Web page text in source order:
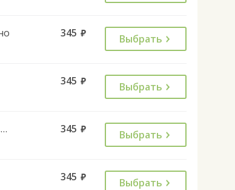
345 руб. Выбрать
345 руб. Выбрать
Пн,Вт,Ср,Чт,Сб 345 руб. Выбрать
345 руб. Выбрать